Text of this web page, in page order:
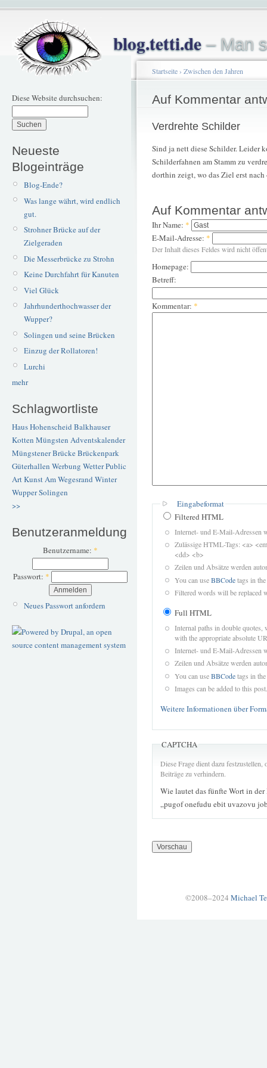
blog.tetti.de– Man
Diese Website durchsuchen:
Neueste
Blogeinträge
Blog-Ende?
Was lange währt, wird endlich
gut.
Strohner Brücke auf der
Zielgeraden
Die Messerbrücke zu Strohn
Keine Durchfahrt für Kanuten
Viel Glück
Jahrhunderthochwasser der
Wupper?
Solingen und seine Brücken
Einzug der Rollatoren!
Lurchi
mehr
Schlagwortliste
Haus Hohenscheid Balkhauser
Kotten Müngsten Adventskalender
Müngstener BrückeBrückenpark
Güterhallen Werbung WetterPublic
ArtKunstAm Wegesrand Winter
WupperSolingen
>>
Benutzeranmeldung
Benutzername: *
Passwort: *
Neues Passwort anfordern
Startseite› Zwischen den Jahren
Auf Kommentar
Verdrehte Schilder
Sind ja nett diese Schilder. Leider
Schilderfahnen am Stamm zu
dorthin zeigt, wo das Ziel erst
Auf Kommentar
Ihr Name: *
E-Mail-Adresse: *
Der Inhalt dieses Feldes wird nicht
Homepage:
Betreff:
Kommentar: *
Eingabeformat
Filtered HTML
Internet- und E-Mail-Adressen
Zulässige HTML-Tags: <a>
<dd> <b>
Zeilen und Absätze werden
You can useBBCodetags in
Filtered words will be replaced
Full HTML
Internal paths in double quotes,
with the appropriate absolute
Internet- und E-Mail-Adressen
Zeilen und Absätze werden
You can useBBCodetags in
Images can be added to this post.
Weitere Informationen über
CAPTCHA
Diese Frage dient dazu
Beiträge zu verhindern.
Wie lautet das fünfte Wort in der
„pugof onefudu ebit uvazovu
©2008–2024 Michael